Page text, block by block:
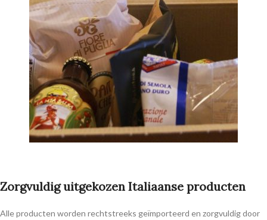
Zorgvuldig uitgekozen Italiaanse producten
Alle producten worden rechtstreeks geïmporteerd en zorgvuldig door